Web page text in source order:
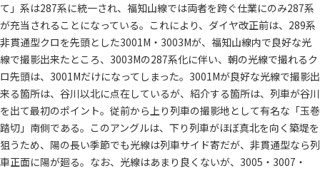
て」系は287系に統一され、福知山線では両者を跨ぐ仕業にのみ287系
が充当されることになっている。これにより、ダイヤ改正前は、289系
非貫通型クロを先頭とした3001M・3003Mが、福知山線内で良好な光
線で撮影出来たところ、3003Mの287系化に伴い、朝の光線で撮れるク
ロ先頭は、3001Mだけになってしまった。3001Mが良好な光線で撮影出
来る箇所は、谷川以北に点在しているが、紹介する箇所は、列車が谷川
を出て最初のポイント。従前から上り列車の撮影地として有名な「玉巻
踏切」南側である。このアングルは、下り列車がほぼ真北を向く築堤を
狙うため、陽の長い季節でも光線は列車サイド寄だが、非貫通型なら列
車正面に陽が廻る。なお、光線はあまり良くないが、3005・3007・